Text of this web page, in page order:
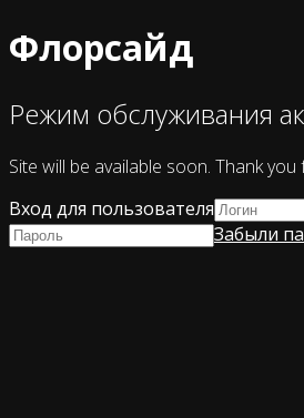
Флорсайд
Режим обслуживания
Site will be available soon. Thank
Вход для пользователя
Забыли